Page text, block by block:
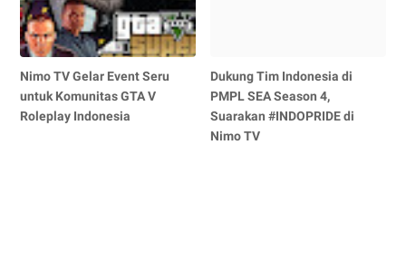
Nimo TV Gelar Event Seru
untuk Komunitas GTA V
Roleplay Indonesia
Dukung Tim Indonesia di
PMPL SEA Season 4,
Suarakan #INDOPRIDE di
Nimo TV